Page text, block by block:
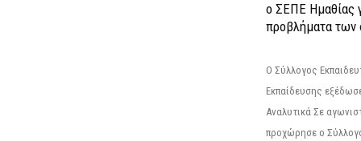
ο ΣΕΠΕ Ημαθίας
προβλήματα των
Ο Σύλλογος
Εκπαίδευσης
Αναλυτικά Σε
προχώρησε ο